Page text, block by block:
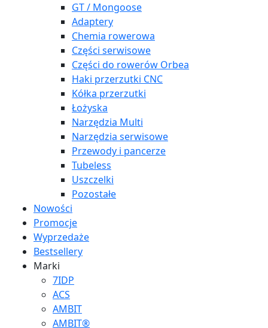
GT / Mongoose
Adaptery
Chemia rowerowa
Części serwisowe
Części do rowerów Orbea
Haki przerzutki CNC
Kółka przerzutki
Łożyska
Narzędzia Multi
Narzędzia serwisowe
Przewody i pancerze
Tubeless
Uszczelki
Pozostałe
Nowości
Promocje
Wyprzedaże
Bestsellery
Marki
7IDP
ACS
AMBIT
AMBIT®